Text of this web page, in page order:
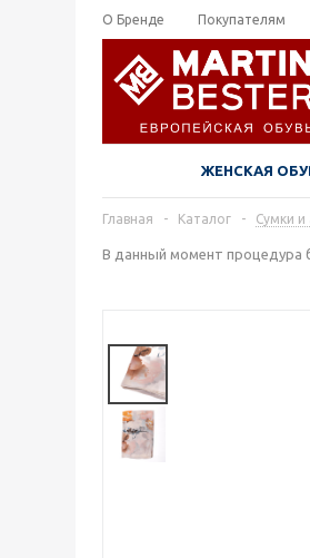
О Бренде Покупателям
ЖЕНСКАЯ
Главная - Каталог - Сумки и
В данный момент процедура